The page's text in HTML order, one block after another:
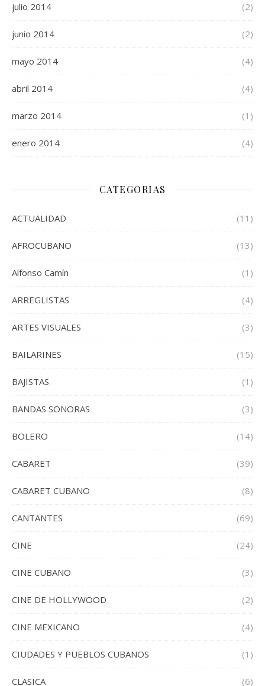
julio 2014 (2)
junio 2014 (2)
mayo 2014 (4)
abril 2014 (4)
marzo 2014 (1)
enero 2014 (4)
CATEGORIAS
ACTUALIDAD (11)
AFROCUBANO (13)
Alfonso Camín (1)
ARREGLISTAS (4)
ARTES VISUALES (3)
BAILARINES (15)
BAJISTAS (1)
BANDAS SONORAS (3)
BOLERO (14)
CABARET (39)
CABARET CUBANO (8)
CANTANTES (69)
CINE (24)
CINE CUBANO (3)
CINE DE HOLLYWOOD (2)
CINE MEXICANO (4)
CIUDADES Y PUEBLOS CUBANOS (1)
CLASICA (6)